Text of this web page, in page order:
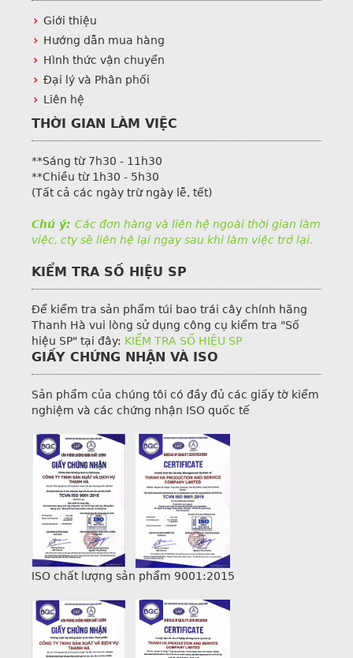
Giới thiệu
Hướng dẫn mua hàng
Hình thức vận chuyển
Đại lý và Phân phối
Liên hệ
THỜI GIAN LÀM VIỆC
**Sáng từ 7h30 - 11h30
**Chiều từ 1h30 - 5h30
(Tất cả các ngày trừ ngày lễ, tết)
Chú ý: Các đơn hàng và liên hệ ngoài thời gian làm
việc, cty sẽ liên hệ lại ngay sau khi làm việc trở lại.
KIỂM TRA SỐ HIỆU SP
Để kiểm tra sản phẩm túi bao trái cây chính hãng
Thanh Hà vui lòng sử dụng công cụ kiểm tra "Số
hiệu SP" tại đây: KIỂM TRA SỐ HIỆU SP
GIẤY CHỨNG NHẬN VÀ ISO
Sản phẩm của chúng tôi có đầy đủ các giấy tờ kiểm
nghiệm và các chứng nhận ISO quốc tế
ISO chất lượng sản phẩm 9001:2015